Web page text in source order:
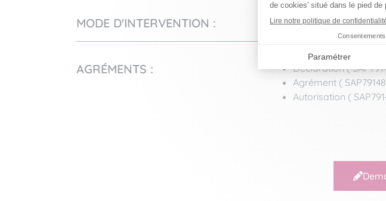
MODE D'INTERVENTION : Prestataire
AGRÉMENTS :
Déclaration (
Agrément (
Autorisation (